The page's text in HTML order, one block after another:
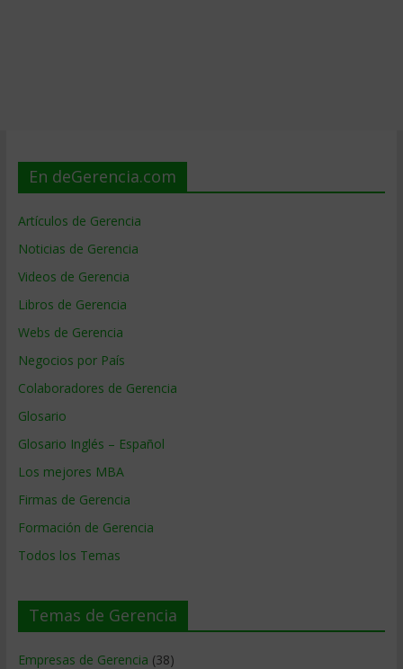
En deGerencia.com
Artículos de Gerencia
Noticias de Gerencia
Videos de Gerencia
Libros de Gerencia
Webs de Gerencia
Negocios por País
Colaboradores de Gerencia
Glosario
Glosario Inglés – Español
Los mejores MBA
Firmas de Gerencia
Formación de Gerencia
Todos los Temas
Temas de Gerencia
Empresas de Gerencia (38)